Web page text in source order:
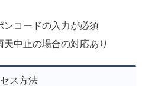
ンコードの入力が必須
中止の場合の対応あり
ス方法